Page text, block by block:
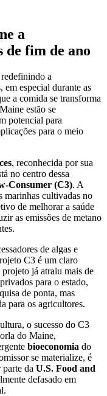
a
de fim de ano
a
em especial durante as
a comida se transforma
estão se
potencial para
para o meio
, reconhecida por sua
no centro dessa
Consumer (C3). A
marinhas cultivadas no
de melhorar a saúde
as emissões de metano
de algas e
C3 é um claro
projeto já atraiu mais de
para o estado,
de ponta, mas
para os agricultores.
o sucesso do C3
do Maine,
bioeconomia do
se materialize, é
da U.S. Food and
defasado em